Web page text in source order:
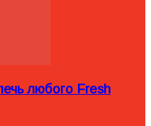
любого Fresh